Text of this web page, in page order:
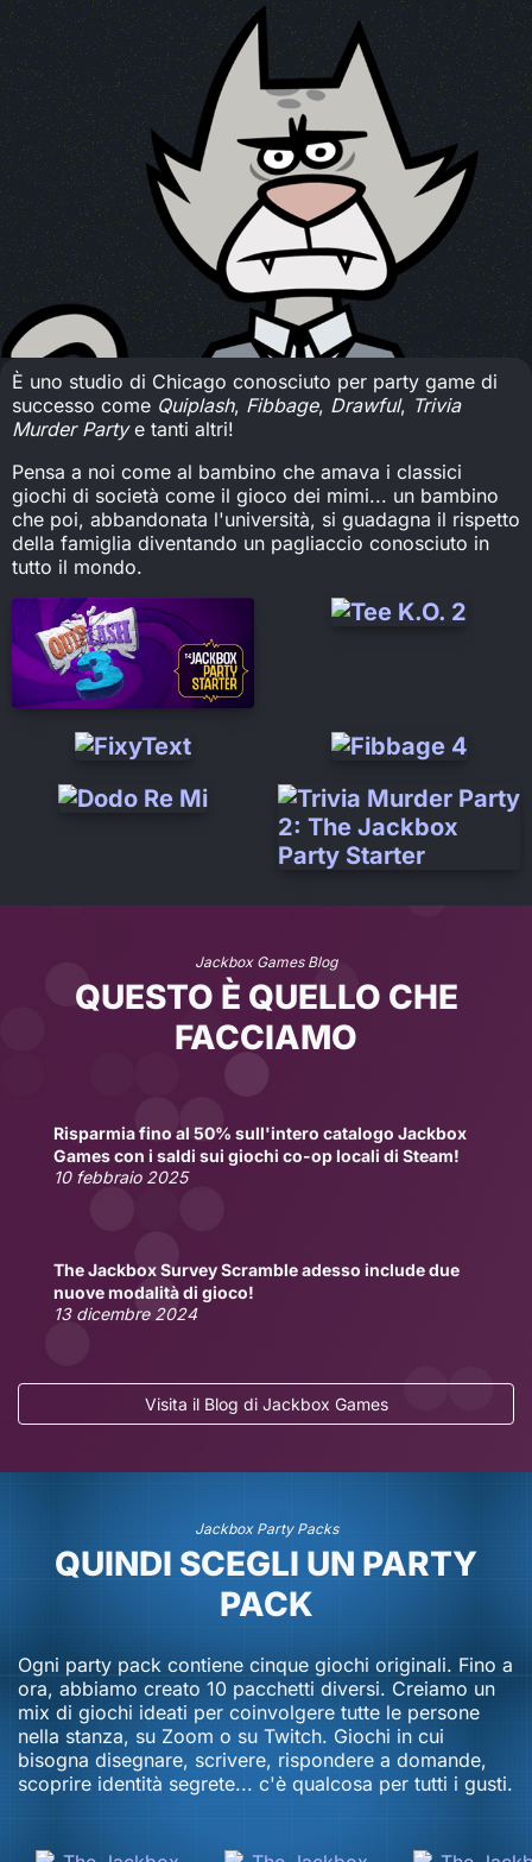
È uno studio di Chicago conosciuto per party game di
successo come Quiplash, Fibbage, Drawful, Trivia
Murder Partye tanti altri!
Pensa a noi come al bambino che amava i classici
giochi di società come il gioco dei mimi... un bambino
che poi, abbandonata l'università, si guadagna il rispetto
della famiglia diventando un pagliaccio conosciuto in
tutto il mondo.
Jackbox Games Blog
QUESTO È QUELLO CHE
FACCIAMO
Risparmia fino al 50% sull'intero catalogo Jackbox
Games con i saldi sui giochi co-op locali di Steam!
10 febbraio 2025
The Jackbox Survey Scramble adesso include due
nuove modalità di gioco!
13 dicembre 2024
In arrivo nuove modalità di gioco in The Jackbox
Survey Scramble
In arrivo nuove modalità di gioco in The Jackbox
Survey Scramble
Visita il Blog di Jackbox Games
Jackbox Party Packs
QUINDI SCEGLI UN PARTY
PACK
Ogni party pack contiene cinque giochi originali. Fino a
ora, abbiamo creato 10 pacchetti diversi. Creiamo un
mix di giochi ideati per coinvolgere tutte le persone
nella stanza, su Zoom o su Twitch. Giochi in cui
bisogna disegnare, scrivere, rispondere a domande,
scoprire identità segrete... c'è qualcosa per tutti i gusti.